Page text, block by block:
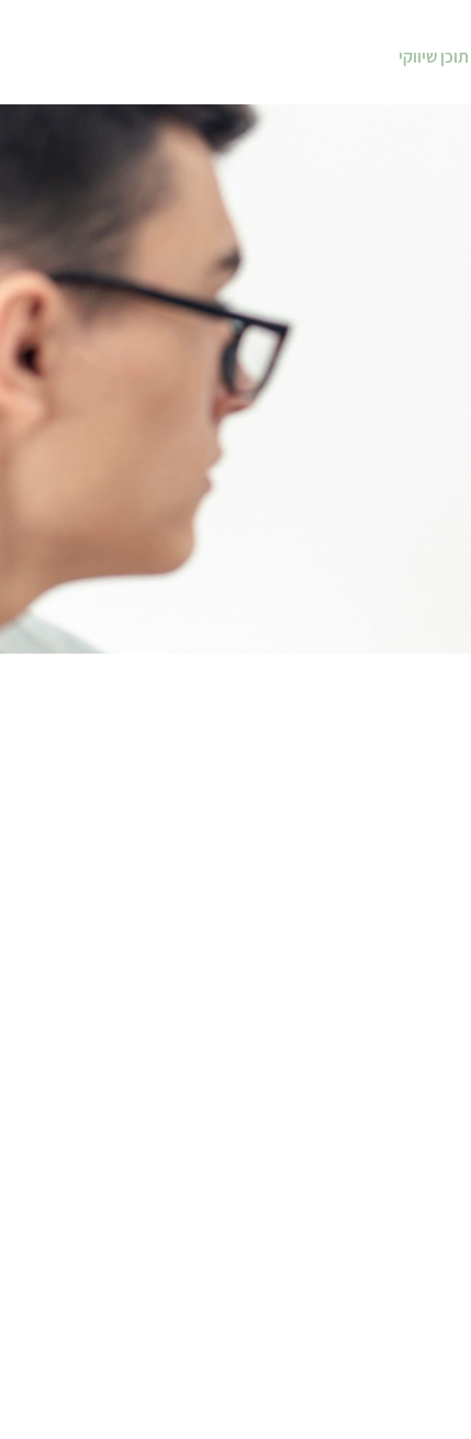
תוכן שיווקי